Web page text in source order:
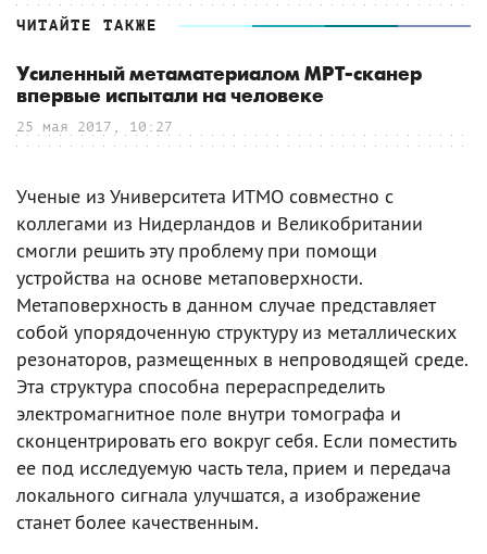
ЧИТАЙТЕ ТАКЖЕ
Усиленный метаматериалом МРТ-сканер
впервые испытали на человеке
25 мая 2017, 10:27
Ученые из Университета ИТМО совместно с
коллегами из Нидерландов и Великобритании
смогли решить эту проблему при помощи
устройства на основе метаповерхности.
Метаповерхность в данном случае представляет
собой упорядоченную структуру из металлических
резонаторов, размещенных в непроводящей среде.
Эта структура способна перераспределить
электромагнитное поле внутри томографа и
сконцентрировать его вокруг себя. Если поместить
ее под исследуемую часть тела, прием и передача
локального сигнала улучшатся, а изображение
станет более качественным.